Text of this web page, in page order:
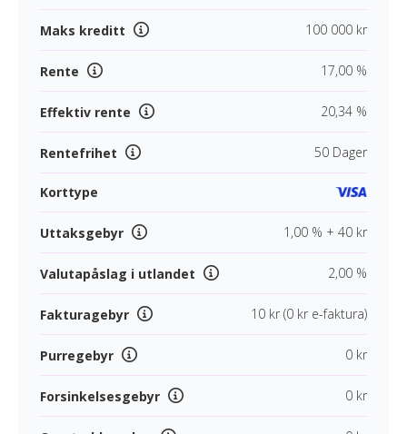
Maks kreditt 100 000 kr
Rente 17,00 %
Effektiv rente 20,34 %
Rentefrihet 50 Dager
Korttype
Uttaksgebyr 1,00 % + 40 kr
Valutapåslag i utlandet 2,00 %
Fakturagebyr 10 kr (0 kr e-faktura)
Purregebyr 0 kr
Forsinkelsesgebyr 0 kr